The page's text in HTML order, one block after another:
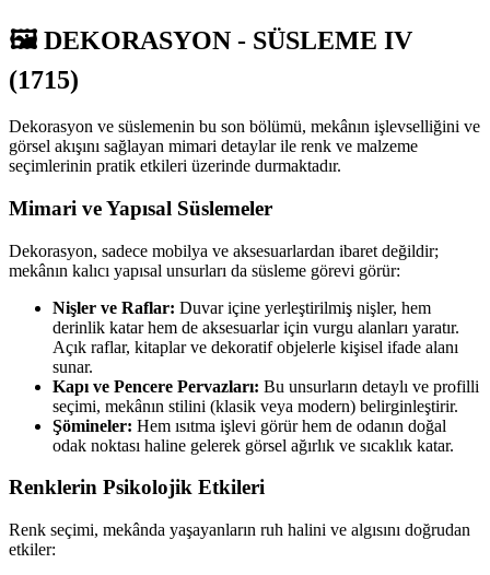
🖼️ DEKORASYON - SÜSLEME IV
(1715)
Dekorasyon ve süslemenin bu son bölümü, mekânın işlevselliğini ve
görsel akışını sağlayan mimari detaylar ile renk ve malzeme
seçimlerinin pratik etkileri üzerinde durmaktadır.
Mimari ve Yapısal Süslemeler
Dekorasyon, sadece mobilya ve aksesuarlardan ibaret değildir;
mekânın kalıcı yapısal unsurları da süsleme görevi görür:
Nişler ve Raflar: Duvar içine yerleştirilmiş nişler, hem
derinlik katar hem de aksesuarlar için vurgu alanları yaratır.
Açık raflar, kitaplar ve dekoratif objelerle kişisel ifade alanı
sunar.
Kapı ve Pencere Pervazları: Bu unsurların detaylı ve profilli
seçimi, mekânın stilini (klasik veya modern) belirginleştirir.
Şömineler: Hem ısıtma işlevi görür hem de odanın doğal
odak noktası haline gelerek görsel ağırlık ve sıcaklık katar.
Renklerin Psikolojik Etkileri
Renk seçimi, mekânda yaşayanların ruh halini ve algısını doğrudan
etkiler: